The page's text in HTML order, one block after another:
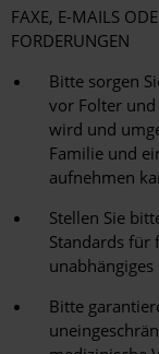
FAXE, E-MAILS
FORDERUNGEN
Bitte sorgen
vor Folter
wird und
Familie und
aufnehmen
Stellen Sie
Standards für
Bitte